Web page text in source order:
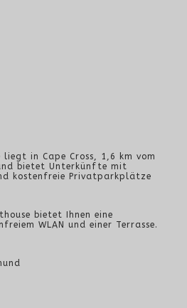
liegt in Cape Cross, 1,6 km vom
bietet Unterkünfte mit
kostenfreie Privatparkplätze
bietet Ihnen eine
WLAN und einer Terrasse.